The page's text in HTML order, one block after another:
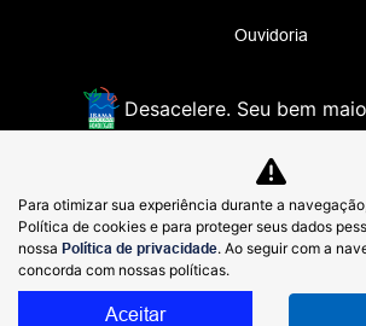
Ouvidoria
Desacelere. Seu bem
E-BRUN MOTORS LTDA
48.938.207/0001-38
Para otimizar sua experiência durante a
Política de cookies e para proteger seus dados
nossa Política de privacidade. Ao seguir com a
concorda com nossas políticas.
Aceitar